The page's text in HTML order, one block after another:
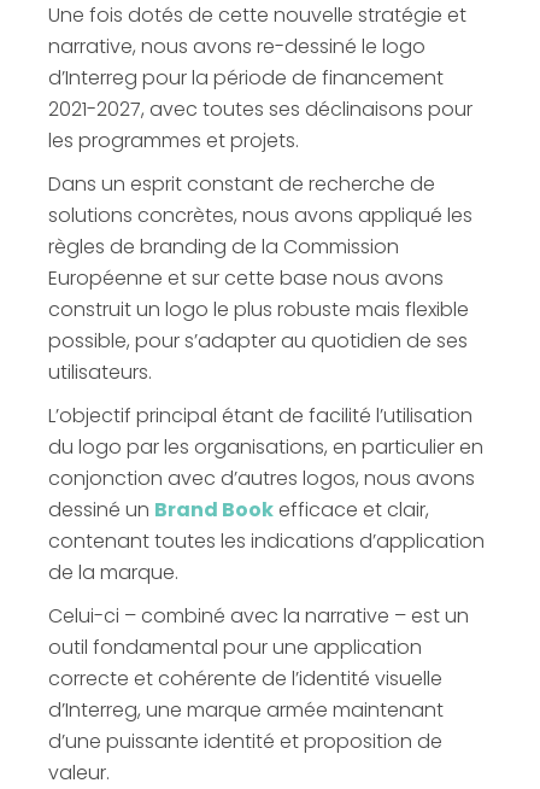
Une fois dotés de cette nouvelle stratégie et
narrative, nous avons re-dessiné le logo
d’Interreg pour la période de financement
2021-2027, avec toutes ses déclinaisons pour
les programmes et projets.
Dans un esprit constant de recherche de
solutions concrètes, nous avons appliqué les
règles de branding de la Commission
Européenne et sur cette base nous avons
construit un logo le plus robuste mais flexible
possible, pour s’adapter au quotidien de ses
utilisateurs.
L’objectif principal étant de facilité l’utilisation
du logo par les organisations, en particulier en
conjonction avec d’autres logos, nous avons
dessiné un Brand Bookefficace et clair,
contenant toutes les indications d’application
de la marque.
Celui-ci – combiné avec la narrative – est un
outil fondamental pour une application
correcte et cohérente de l’identité visuelle
d’Interreg, une marque armée maintenant
d’une puissante identité et proposition de
valeur.